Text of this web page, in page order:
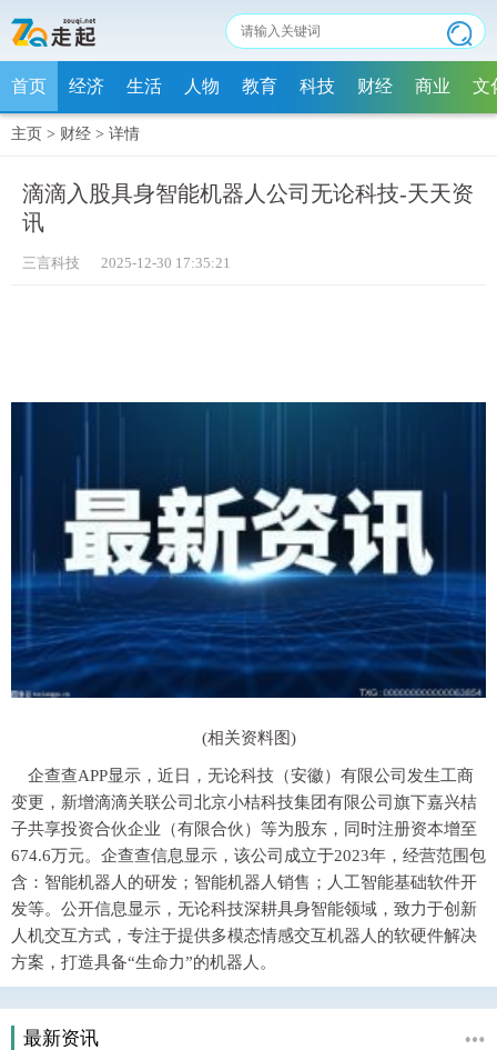
首页 经济 生活 人物 教育 科技 财经 商业 文
主页 > 财经 > 详情
滴滴入股具身智能机器人公司无论科技-天天资
讯
三言科技 2025-12-30 17:35:21
(相关资料图)
企查查APP显示，近日，无论科技（安徽）有限公司发生工商
变更，新增滴滴关联公司北京小桔科技集团有限公司旗下嘉兴桔
子共享投资合伙企业（有限合伙）等为股东，同时注册资本增至
674.6万元。企查查信息显示，该公司成立于2023年，经营范围包
含：智能机器人的研发；智能机器人销售；人工智能基础软件开
发等。公开信息显示，无论科技深耕具身智能领域，致力于创新
人机交互方式，专注于提供多模态情感交互机器人的软硬件解决
方案，打造具备“生命力”的机器人。
最新资讯